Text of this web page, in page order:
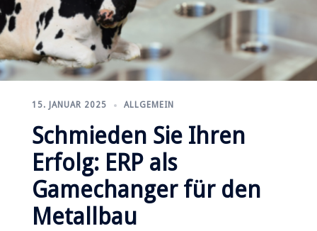
15. JANUAR 2025 ALLGEMEIN
Schmieden Sie Ihren
Erfolg: ERP als
Gamechanger für den
Metallbau